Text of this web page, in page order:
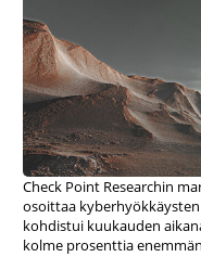
Check Point Researchin
osoittaa
kohdistui kuukauden
kolme prosenttia